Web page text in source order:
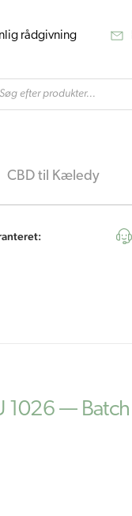
rådgivning
CBD til Kæledy
1026 — Batch